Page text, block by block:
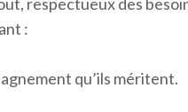
:
qu’ils méritent.